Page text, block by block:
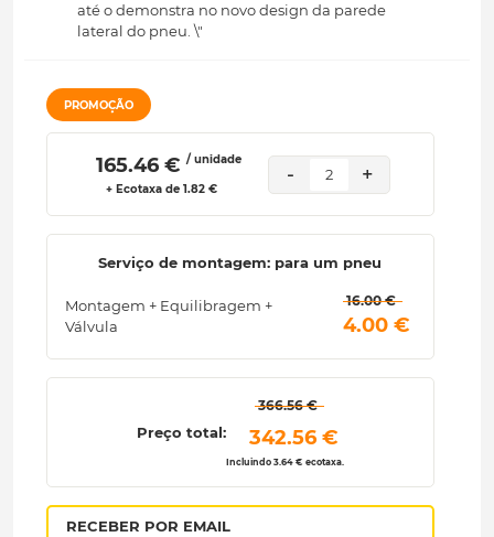
até o demonstra no novo design da parede
lateral do pneu. \"
PROMOÇÃO
165.46 € / unidade
+ Ecotaxa de 1.82 €
- 2 +
Serviço de montagem: para um pneu
Montagem + Equilibragem +
Válvula
16.00 €
4.00 €
Preço total:
366.56 €
342.56 €
Incluindo 3.64 € ecotaxa.
RECEBER POR EMAIL